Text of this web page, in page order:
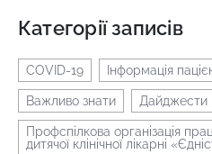
Категорії записів
COVID-19 Інформація
Важливо знати Дайджести
Профспілкова організація
дитячої клінічної лікарні